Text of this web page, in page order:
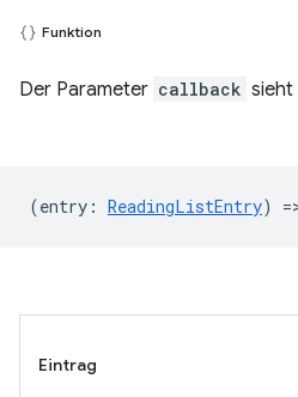
Funktion
Der Parameter callback sieht
(entry : ReadingListEntry)
Eintrag